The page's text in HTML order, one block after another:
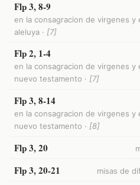
Flp 3, 8-9
en la consagracion de virgenes y
aleluya · [7]
Flp 2, 1-4
en la consagracion de virgenes y
nuevo testamento · [7]
Flp 3, 8-14
en la consagracion de virgenes y
nuevo testamento · [8]
Flp 3, 20
Flp 3, 20-21 misas de